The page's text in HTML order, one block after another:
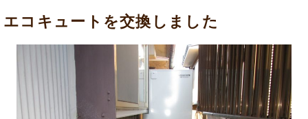
エコキュートを交換しました